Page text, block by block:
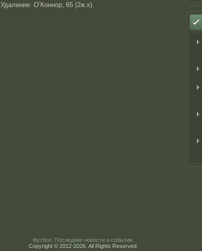
Удаление: О’Коннοр, 65 (2ж.к).
Футбол. Последние новости и события.
Copyright © 2012-2026. All Rights Reserved.